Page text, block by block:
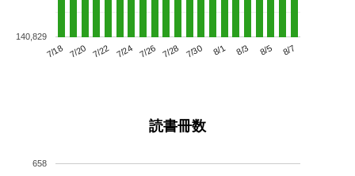
7/18 7/20 7/22 7/24 7/26 7/28 7/30 8/1 8/3 8/5 8/7
140,829
読書冊数
658